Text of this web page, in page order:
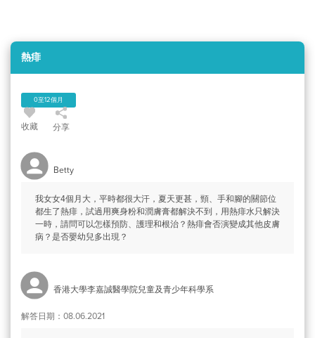
熱痱
0至12個月
收藏 分享
Betty
我女女4個月大，平時都很大汗，夏天更甚，頸、手和腳的關節位
都生了熱痱，試過用爽身粉和潤膚膏都解決不到，用熱痱水只解決
一時，請問可以怎樣預防、護理和根治？熱痱會否演變成其他皮膚
病？是否嬰幼兒多出現？
香港大學李嘉誠醫學院兒童及青少年科學系
解答日期：08.06.2021